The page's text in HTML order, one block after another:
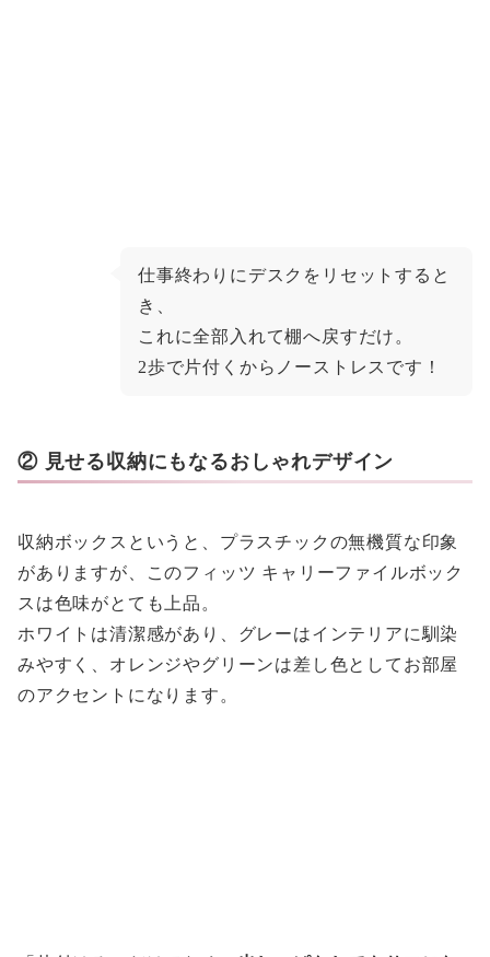
仕事終わりにデスクをリセットすると
き、
これに全部入れて棚へ戻すだけ。
2歩で片付くからノーストレスです！
② 見せる収納にもなるおしゃれデザイン
収納ボックスというと、プラスチックの無機質な印象
がありますが、このフィッツ キャリーファイルボック
スは色味がとても上品。
ホワイトは清潔感があり、グレーはインテリアに馴染
みやすく、オレンジやグリーンは差し色としてお部屋
のアクセントになります。